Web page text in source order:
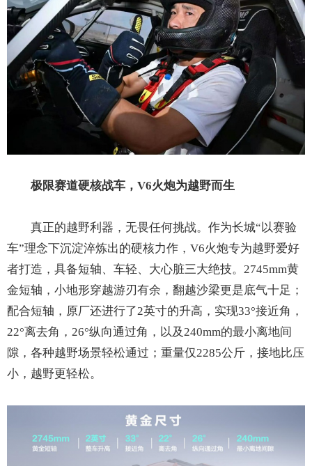
极限赛道硬核战车 ， V6火炮为越野而生
真正的越野利器，无畏任何挑战。作为长城“以赛验
车”理念下沉淀淬炼出的硬核力作，V6火炮专为越野爱好
者打造，具备短轴、车轻、大心脏三大绝技。2745mm黄
金短轴，小地形穿越游刃有余，翻越沙梁更是底气十足；
配合短轴，原厂还进行了2英寸的升高，实现33°接近角，
22°离去角，26°纵向通过角，以及240mm的最小离地间
隙，各种越野场景轻松通过；重量仅2285公斤，接地比压
小，越野更轻松。